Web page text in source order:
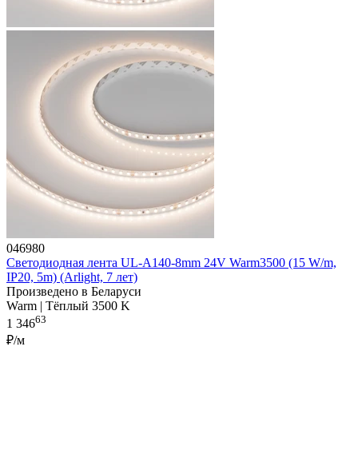
046980
Светодиодная лента UL-A140-8mm 24V Warm3500 (15 W/m,
IP20, 5m) (Arlight, 7 лет)
Произведено в Беларуси
Warm | Тёплый 3500 K
1 34663
₽/м